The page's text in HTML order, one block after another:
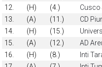
12.
(H) (4.) Cusco
13.
(A) (11.) CD
14.
(H) (15.)
15.
(A) (12.) AD
16.
(H) (8.) Inti